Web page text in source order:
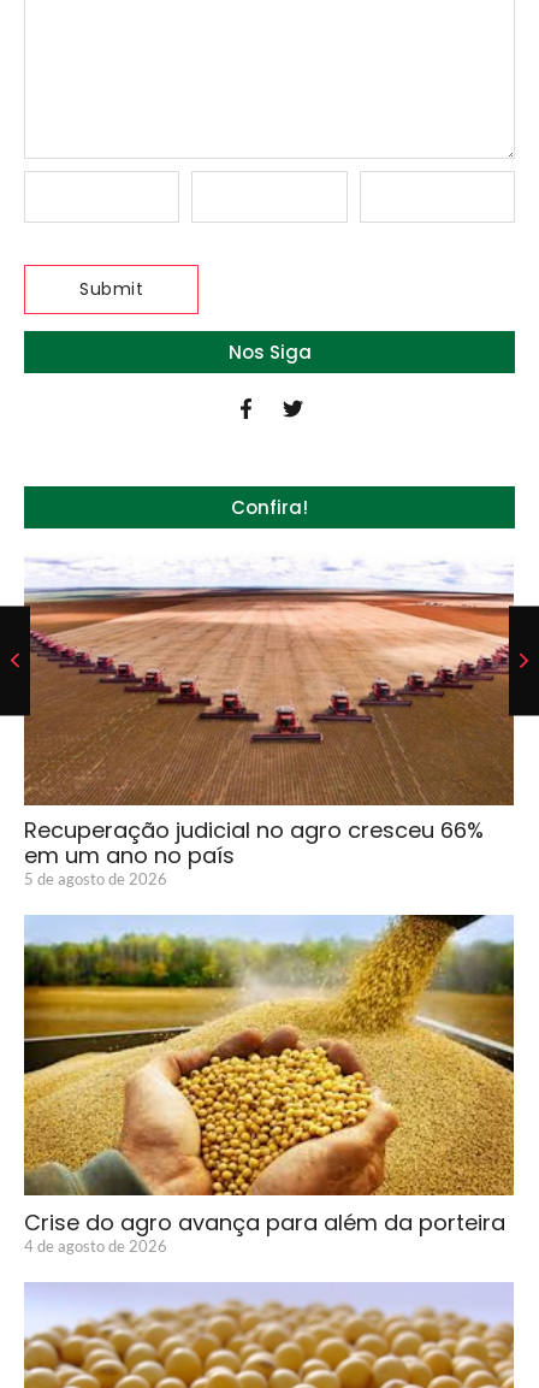
Nos Siga
Confira!
Recuperação judicial no agro cresceu 66%
em um ano no país
5 de agosto de 2026
Crise do agro avança para além da porteira
4 de agosto de 2026